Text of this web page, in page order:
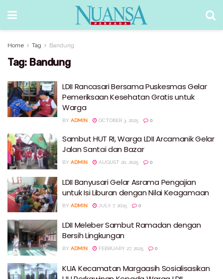
Home Tag Bandung
Tag: Bandung
LDII Rancasari Bersama Puskesmas Gelar
Pemeriksaan Kesehatan Gratis untuk
Warga
BY ADMIN OCTOBER 3, 2025 0
Sambut HUT RI, Warga LDII Arcamanik Gelar
Jalan Santai dan Bazar
BY ADMIN AUGUST 20, 2025 0
LDII Banyusari Gelar Asrama Pengajian
untuk Isi Liburan dengan Nilai Keagamaan
BY ADMIN JULY 7, 2025 0
LDII Meleber Sambut Ramadan dengan
Bersih Lingkungan
BY ADMIN FEBRUARY 27, 2025 0
KUA Kecamatan Margaasih Sosialisasikan